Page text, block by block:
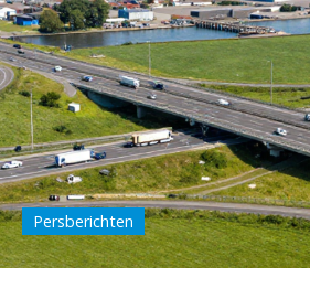
Persberichten